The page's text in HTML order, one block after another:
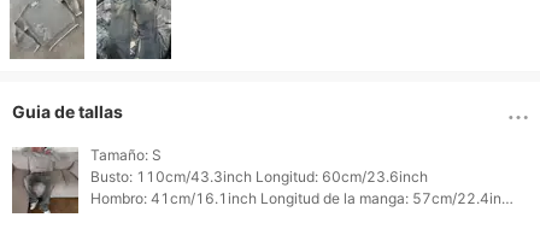
Guia de tallas
Tamaño: S
Busto: 110cm/43.3inch Longitud: 60cm/23.6inch
Hombro: 41cm/16.1inch Longitud de la manga: 57cm/22.4inch